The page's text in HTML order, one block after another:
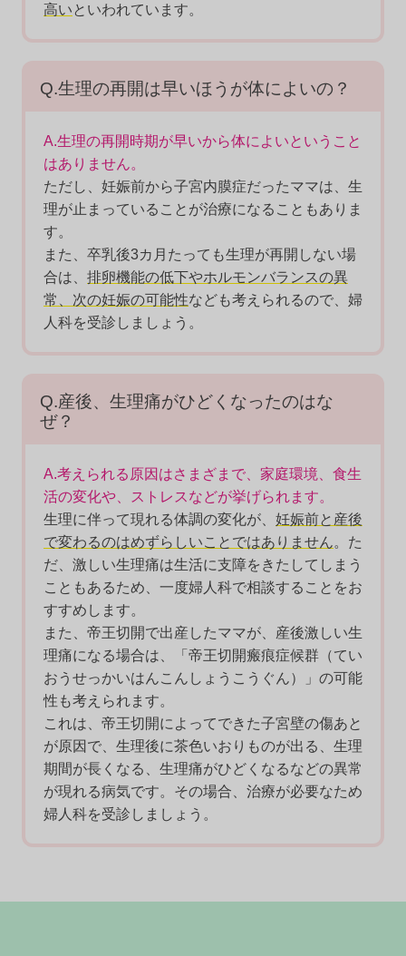
高い といわれています。
Q.生理の再開は早いほうが体によいの？
A.生理の再開時期が早いから体によいということ
はありません。
ただし、妊娠前から子宮内膜症だったママは、生
理が止まっていることが治療になることもありま
す。
また、卒乳後3カ月たっても生理が再開しない場
合は、 排卵機能の低下やホルモンバランスの異
常、次の妊娠の可能性なども考えられるので、婦
人科を受診しましょう。
Q.産後、生理痛がひどくなったのはな
ぜ？
A.考えられる原因はさまざまで、家庭環境、食生
活の変化や、ストレスなどが挙げられます。
生理に伴って現れる体調の変化が、 妊娠前と産後
で変わるのはめずらしいことではありません。た
だ、激しい生理痛は生活に支障をきたしてしまう
こともあるため、一度婦人科で相談することをお
すすめします。
また、帝王切開で出産したママが、産後激しい生
理痛になる場合は、「帝王切開瘢痕症候群（てい
おうせっかいはんこんしょうこうぐん）」の可能
性も考えられます。
これは、帝王切開によってできた子宮壁の傷あと
が原因で、生理後に茶色いおりものが出る、生理
期間が長くなる、生理痛がひどくなるなどの異常
が現れる病気です。その場合、治療が必要なため
婦人科を受診しましょう。